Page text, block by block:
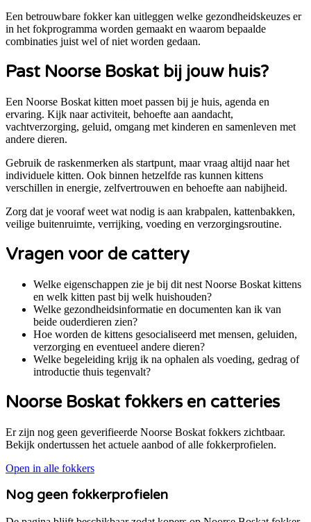
Een betrouwbare fokker kan uitleggen welke gezondheidskeuzes er
in het fokprogramma worden gemaakt en waarom bepaalde
combinaties juist wel of niet worden gedaan.
Past Noorse Boskat bij jouw huis?
Een Noorse Boskat kitten moet passen bij je huis, agenda en
ervaring. Kijk naar activiteit, behoefte aan aandacht,
vachtverzorging, geluid, omgang met kinderen en samenleven met
andere dieren.
Gebruik de raskenmerken als startpunt, maar vraag altijd naar het
individuele kitten. Ook binnen hetzelfde ras kunnen kittens
verschillen in energie, zelfvertrouwen en behoefte aan nabijheid.
Zorg dat je vooraf weet wat nodig is aan krabpalen, kattenbakken,
veilige buitenruimte, verrijking, voeding en verzorgingsroutine.
Vragen voor de cattery
Welke eigenschappen zie je bij dit nest Noorse Boskat kittens
en welk kitten past bij welk huishouden?
Welke gezondheidsinformatie en documenten kan ik van
beide ouderdieren zien?
Hoe worden de kittens gesocialiseerd met mensen, geluiden,
verzorging en eventueel andere dieren?
Welke begeleiding krijg ik na ophalen als voeding, gedrag of
introductie thuis tegenvalt?
Noorse Boskat fokkers en catteries
Er zijn nog geen geverifieerde Noorse Boskat fokkers zichtbaar.
Bekijk ondertussen het actuele aanbod of alle fokkerprofielen.
Open in alle fokkers
Nog geen fokkerprofielen